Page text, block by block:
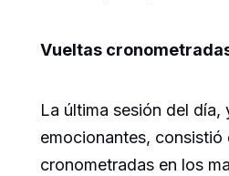
Vueltas
La última sesión del día,
emocionantes, consistió
cronometradas en los